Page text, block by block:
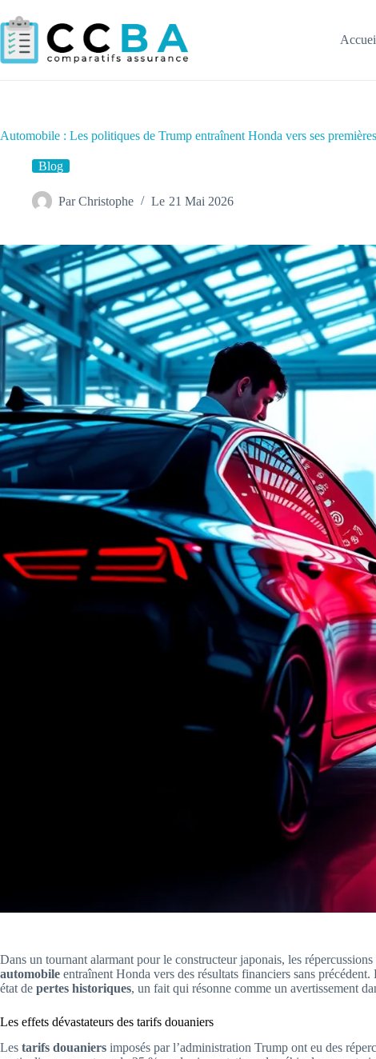
au
contenu
Automobile : Les politiques de Trump entraînent Honda vers ses
Blog
Par Christophe Le 21 Mai 2026
Dans un tournant alarmant pour le constructeur japonais, les répercussions
automobile entraînent Honda vers des résultats financiers sans
état de pertes historiques, un fait qui résonne comme un avertissement
Les effets dévastateurs des tarifs douaniers
Les tarifs douaniers imposés par l’administration Trump ont eu des